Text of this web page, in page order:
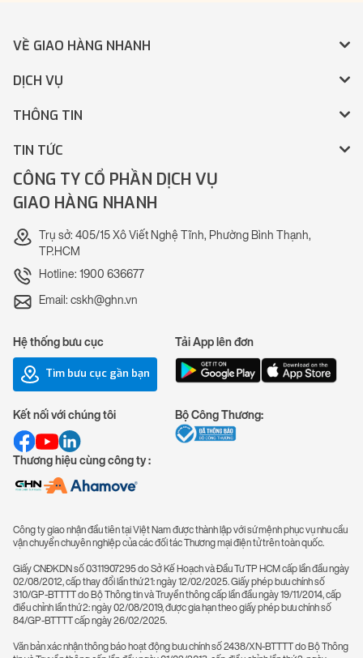
VỀ GIAO HÀNG NHANH
DỊCH VỤ
THÔNG TIN
TIN TỨC
CÔNG TY CỔ PHẦN DỊCH VỤ
GIAO HÀNG NHANH
Trụ sở: 405/15 Xô Viết Nghệ Tĩnh, Phường Bình Thạnh,
TP.HCM
Hotline: 1900 636677
Email: cskh@ghn.vn
Hệ thống bưu cục
Tìm bưu cục gần bạn
Tải App lên đơn
Kết nối với chúng tôi
Thương hiệu cùng công ty :
Bộ Công Thương:
Công ty giao nhận đầu tiên tại Việt Nam được thành lập với sứ mệnh phục vụ nhu cầu
vận chuyển chuyên nghiệp của các đối tác Thương mại điện tử trên toàn quốc.
Giấy CNĐKDN số 0311907295 do Sở Kế Hoạch và Đầu Tư TP HCM cấp lần đầu ngày
02/08/2012, cấp thay đổi lần thứ 21: ngày 12/02/2025. Giấy phép bưu chính số
310/GP-BTTTT do Bộ Thông tin và Truyền thông cấp lần đầu ngày 19/11/2014, cấp
điều chỉnh lần thứ 2: ngày 02/08/2019, được gia hạn theo giấy phép bưu chính số
84/GP-BTTTT cấp ngày 26/02/2025.
Văn bản xác nhận thông báo hoạt động bưu chính số 2438/XN-BTTTT do Bộ Thông